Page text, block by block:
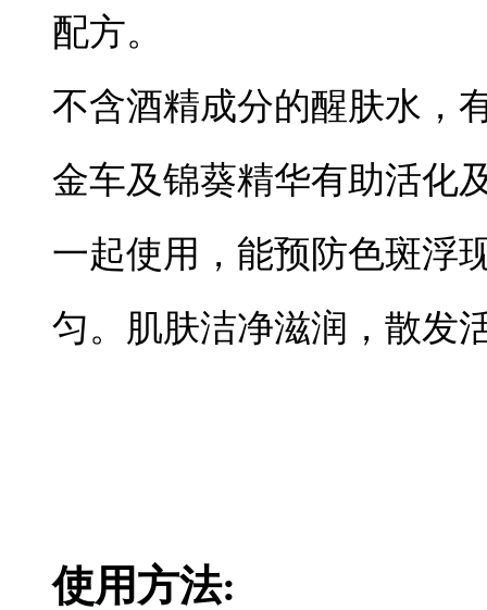
配方。
不含酒精成分的醒肤水，
金车及锦葵精华有助活化
一起使用，能预防色斑浮
匀。肌肤洁净滋润，散发
使用方法: